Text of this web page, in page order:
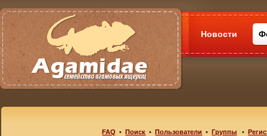
Новости
FAQ •Поиск •Пользователи •Группы •